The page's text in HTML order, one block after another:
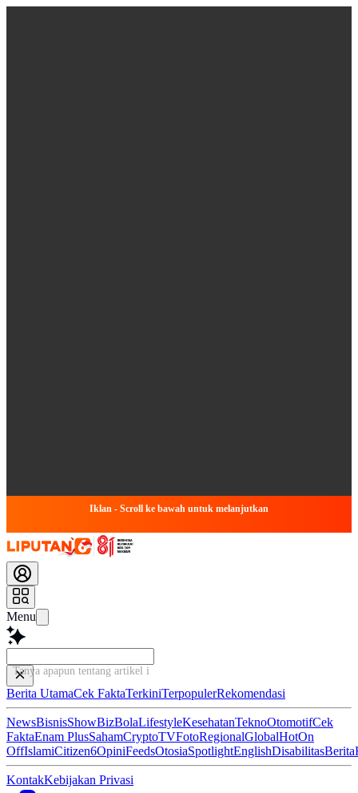
Iklan - Scroll ke bawah untuk melanjutkan
Menu
Tanya apapun tentang artikel ini...
Berita UtamaCek FaktaTerkiniTerpopulerRekomendasi
NewsBisnisShowBizBolaLifestyleKesehatanTeknoOtomotifCek
FaktaEnam PlusSahamCryptoTVFotoRegionalGlobalHotOn
OffIslamiCitizen6OpiniFeedsOtosiaSpotlightEnglishDisabilitasBerita
KontakKebijakan Privasi